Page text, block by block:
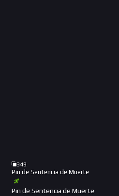
349
Pin de Sentencia de Muerte
Pin de Sentencia de Muerte